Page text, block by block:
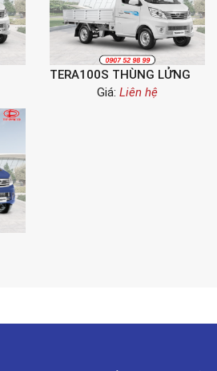
TERA100S THÙNG LỬNG
Giá: Liên hệ